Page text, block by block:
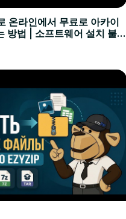
온라인에서 무료로 아카이
방법 | 소프트웨어 설치 불필